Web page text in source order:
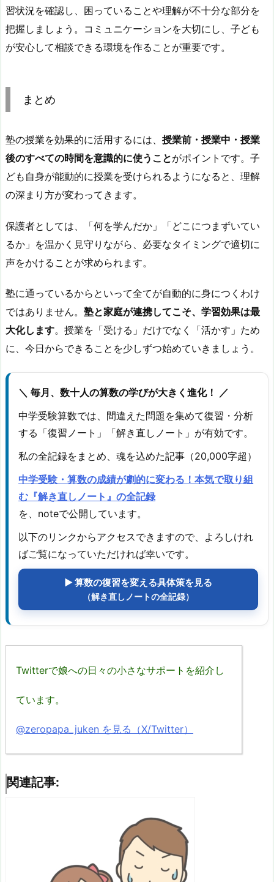
習状況を確認し、困っていることや理解が不十分な部分を
把握しましょう。 コミュニケーションを大切にし、子ども
が安心して相談できる環境を作ることが重要です。
まとめ
塾の授業を効果的に活用するには、 授業前・授業中・授業
後のすべての時間を意識的に使うことがポイントです。子
ども自身が能動的に授業を受けられるようになると、理解
の深まり方が変わってきます。
保護者としては、「何を学んだか」「どこにつまずいてい
るか」を温かく見守りながら、必要なタイミングで適切に
声をかけることが求められます。
塾に通っているからといって全てが自動的に身につくわけ
ではありません。 塾と家庭が連携してこそ、学習効果は最
大化します。授業を「受ける」だけでなく「活かす」ため
に、今日からできることを少しずつ始めていきましょう。
＼ 毎月、数十人の算数の学びが大きく進化！ ／
中学受験算数では、間違えた問題を集めて復習・分析
する「復習ノート」「解き直しノート」が有効です。
私の全記録をまとめ、魂を込めた記事（20,000字超）
中学受験・算数の成績が劇的に変わる！本気で取り組
む『解き直しノート』の全記録
を、noteで公開しています。
以下のリンクからアクセスできますので、よろしけれ
ばご覧になっていただければ幸いです。
▶ 算数の復習を変える具体策を見る
（解き直しノートの全記録）
Twitterで娘への日々の小さなサポートを紹介し
ています。
@zeropapa_juken を見る（X/Twitter）
関連記事: